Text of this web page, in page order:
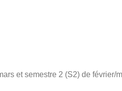
et semestre 2 (S2) de février/